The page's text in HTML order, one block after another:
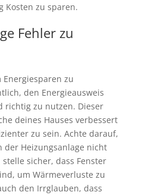
Kosten zu sparen.
Fehler zu
Energiesparen zu
den Energieausweis
richtig zu nutzen. Dieser
deines Hauses verbessert
zu sein. Achte darauf,
der Heizungsanlage nicht
sicher, dass Fenster
um Wärmeverluste zu
den Irrglauben, dass